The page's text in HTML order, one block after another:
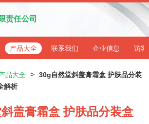
责任公司
产品大全 联系我们 企业信息 访客
品大全 > 30g自然堂斜盖膏霜盒 护肤品分装
解析
盖膏霜盒 护肤品分装盒